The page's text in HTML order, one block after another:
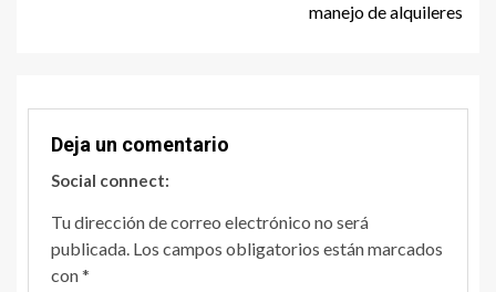
manejo de alquileres
Deja un comentario
Social connect:
Tu dirección de correo electrónico no será
publicada. Los campos obligatorios están marcados
con*